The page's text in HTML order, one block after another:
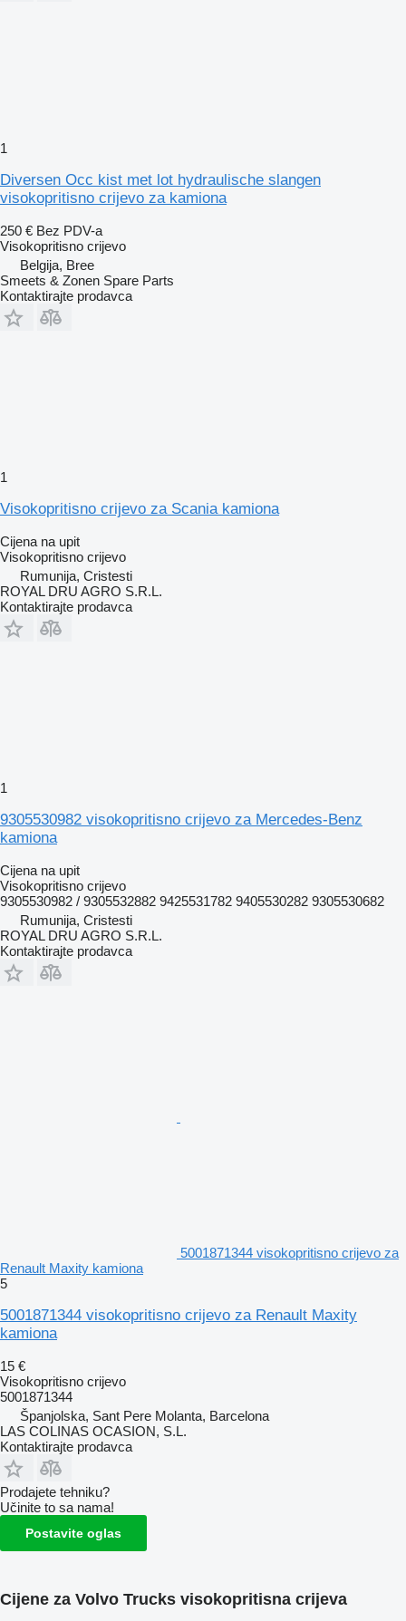
1
Diversen Occ kist met lot hydraulische slangen
visokopritisno crijevo za kamiona
250 € Bez PDV-a
Visokopritisno crijevo
Belgija, Bree
Smeets & Zonen Spare Parts
Kontaktirajte prodavca
1
Visokopritisno crijevo za Scania kamiona
Cijena na upit
Visokopritisno crijevo
Rumunija, Cristesti
ROYAL DRU AGRO S.R.L.
Kontaktirajte prodavca
1
9305530982 visokopritisno crijevo za Mercedes-Benz
kamiona
Cijena na upit
Visokopritisno crijevo
9305530982 / 9305532882 9425531782 9405530282 9305530682
Rumunija, Cristesti
ROYAL DRU AGRO S.R.L.
Kontaktirajte prodavca
5001871344 visokopritisno crijevo za
Renault Maxity kamiona
5
5001871344 visokopritisno crijevo za Renault Maxity
kamiona
15 €
Visokopritisno crijevo
5001871344
Španjolska, Sant Pere Molanta, Barcelona
LAS COLINAS OCASION, S.L.
Kontaktirajte prodavca
Prodajete tehniku?
Učinite to sa nama!
Postavite oglas
Cijene za Volvo Trucks visokopritisna crijeva